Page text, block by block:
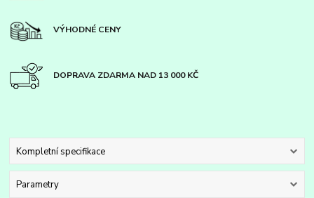
VÝHODNÉ CENY
DOPRAVA ZDARMA NAD 13 000 KČ
Kompletní specifikace
Parametry